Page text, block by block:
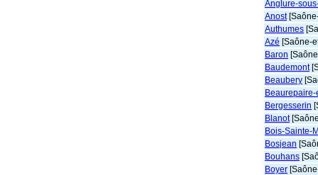
Anglure-
Anost
Authumes
Azé [Saône-
Baron
Baudemont
Beaubery
Bergesserin
Blanot
Bois-Sainte-
Bosjean
Bouhans
Boyer